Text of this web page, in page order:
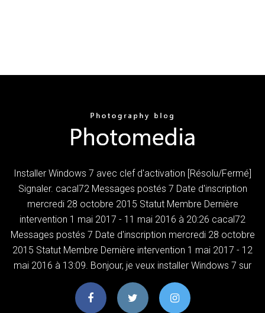
Installer Windows 7 avec clef d'activation [Résolu/Fermé]
Signaler. cacal72 Messages postés 7 Date d'inscription
mercredi 28 octobre 2015 Statut Membre Dernière
intervention 1 mai 2017 - 11 mai 2016 à 20:26 cacal72
Messages postés 7 Date d'inscription mercredi 28 octobre
2015 Statut Membre Dernière intervention 1 mai 2017 - 12
mai 2016 à 13:09. Bonjour, je veux installer Windows 7 sur